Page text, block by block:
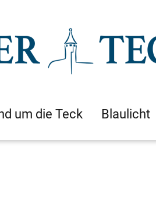
um die Teck Blaulicht